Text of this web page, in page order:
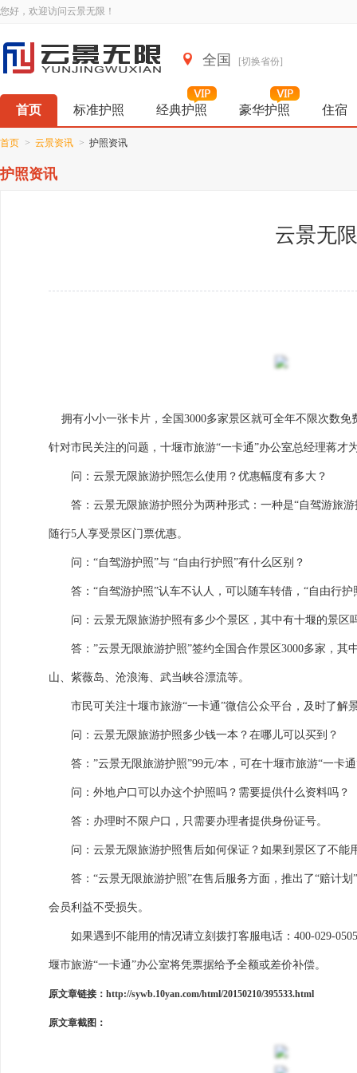
您好，欢迎访问云景无限！
全国 [切换省份]
首页 标准护照 经典护照 豪华护照 住宿
首页 > 云景资讯 > 护照资讯
护照资讯
云景无
拥有小小一张卡片，全国3000多家景区就可全年不限次数
针对市民关注的问题，十堰市旅游“一卡通”办公室总经理蒋才
问：云景无限旅游护照怎么使用？优惠幅度有多大？
答：云景无限旅游护照分为两种形式：一种是“自驾游旅游
随行5人享受景区门票优惠。
问：“自驾游护照”与 “自由行护照”有什么区别？
答：“自驾游护照”认车不认人，可以随车转借，“自由行护
问：云景无限旅游护照有多少个景区，其中有十堰的景区
答：”云景无限旅游护照”签约全国合作景区3000多家，其
山、紫薇岛、沧浪海、武当峡谷漂流等。
市民可关注十堰市旅游“一卡通”微信公众平台，及时了解
问：云景无限旅游护照多少钱一本？在哪儿可以买到？
答：”云景无限旅游护照”99元/本，可在十堰市旅游“一卡通
问：外地户口可以办这个护照吗？需要提供什么资料吗？
答：办理时不限户口，只需要办理者提供身份证号。
问：云景无限旅游护照售后如何保证？如果到景区了不能
答：“云景无限旅游护照”在售后服务方面，推出了“赔计划
会员利益不受损失。
如果遇到不能用的情况请立刻拨打客服电话：400-029-
堰市旅游“一卡通”办公室将凭票据给予全额或差价补偿。
原文章链接： http://sywb.10yan.com/html/20150210/395533.html
原文章截图：